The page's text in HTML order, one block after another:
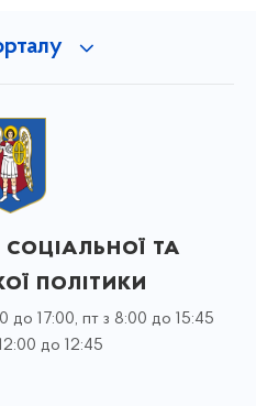
та
політики
до 17:00, пт з 8:00 до 15:45
до 12:45